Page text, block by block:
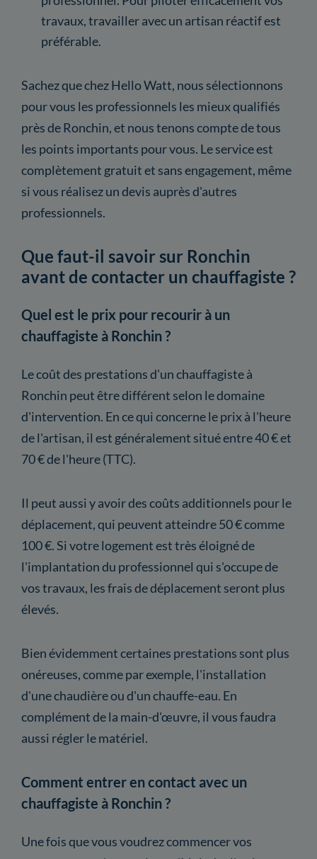
travaux, travailler avec un artisan réactif est
préférable.
Sachez que chez Hello Watt, nous sélectionnons
pour vous les professionnels les mieux qualifiés
près de Ronchin, et nous tenons compte de tous
les points importants pour vous. Le service est
complètement gratuit et sans engagement, même
si vous réalisez un devis auprès d'autres
professionnels.
Que faut-il savoir sur Ronchin
avant de contacter un chauffagiste ?
Quel est le prix pour recourir à un
chauffagiste à Ronchin ?
Le coût des prestations d'un chauffagiste à
Ronchin peut être différent selon le domaine
d'intervention. En ce qui concerne le prix à l'heure
de l'artisan, il est généralement situé entre 40 € et
70 € de l'heure (TTC).
Il peut aussi y avoir des coûts additionnels pour le
déplacement, qui peuvent atteindre 50 € comme
100 €. Si votre logement est très éloigné de
l'implantation du professionnel qui s'occupe de
vos travaux, les frais de déplacement seront plus
élevés.
Bien évidemment certaines prestations sont plus
onéreuses, comme par exemple, l'installation
d'une chaudière ou d'un chauffe-eau. En
complément de la main-d'œuvre, il vous faudra
aussi régler le matériel.
Comment entrer en contact avec un
chauffagiste à Ronchin ?
Une fois que vous voudrez commencer vos